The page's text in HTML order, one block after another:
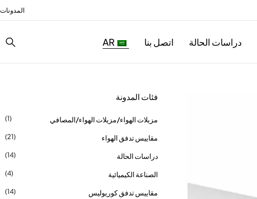
المدونات
دراسات الحالة اتصل بنا AR
فئات المدونة
مزيلات الهواء/مزيلات الهواء/المصافي (1)
مقاييس تدفق الهواء (21)
دراسات الحالة (14)
الصناعة الكيميائية (4)
مقاييس تدفق كوريوليس (14)